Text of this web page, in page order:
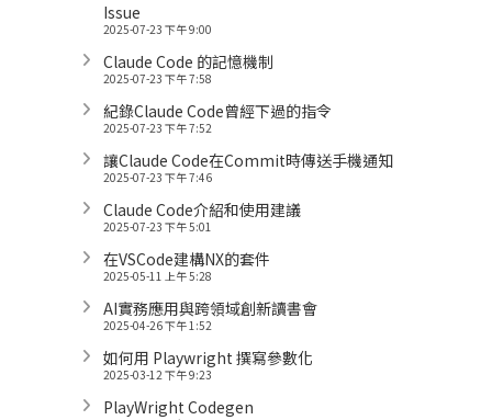
Issue
2025-07-23 下午 9:00
Claude Code 的記憶機制
2025-07-23 下午 7:58
紀錄Claude Code曾經下過的指令
2025-07-23 下午 7:52
讓Claude Code在Commit時傳送手機通知
2025-07-23 下午 7:46
Claude Code介紹和使用建議
2025-07-23 下午 5:01
在VSCode建構NX的套件
2025-05-11 上午 5:28
AI實務應用與跨領域創新讀書會
2025-04-26 下午 1:52
如何用 Playwright 撰寫參數化
2025-03-12 下午 9:23
PlayWright Codegen